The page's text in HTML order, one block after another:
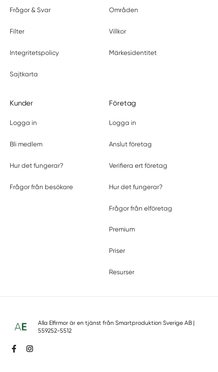
Frågor & Svar Områden
Filter Villkor
Integritetspolicy Märkesidentitet
Sajtkarta
Kunder
Logga in
Bli medlem
Hur det fungerar?
Frågor från besökare
Företag
Logga in
Anslut företag
Verifiera ert företag
Hur det fungerar?
Frågor från elföretag
Premium
Priser
Resurser
Alla Elfirmor är en tjänst från Smartproduktion Sverige AB|
559252-5512